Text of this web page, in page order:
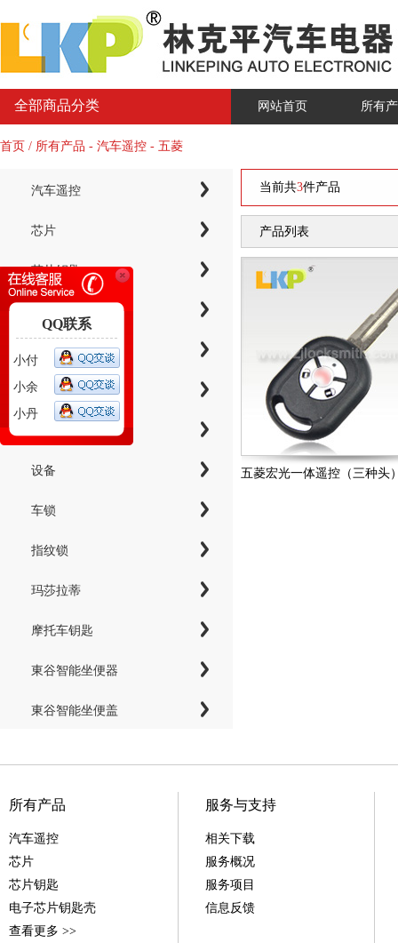
全部商品分类 网站首页 所有
首页 / 所有产品 - 汽车遥控 - 五菱
汽车遥控
芯片
芯片钥匙
电子芯片钥匙壳
智能卡小钥匙
设备
车锁
指纹锁
玛莎拉蒂
摩托车钥匙
東谷智能坐便器
東谷智能坐便盖
当前共3件产品
产品列表
五菱宏光一体遥控（三种头
所有产品
汽车遥控
芯片
芯片钥匙
电子芯片钥匙壳
查看更多 >>
服务与支持
相关下载
服务概况
服务项目
信息反馈
QQ联系
小付
小余
小丹